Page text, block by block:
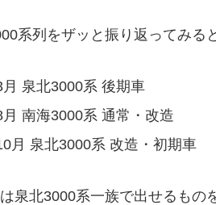
系列をザッと振り返ってみると
泉北3000系 後期車
南海3000系 通常・改造
月 泉北3000系 改造・初期車
泉北3000系一族で出せるもの